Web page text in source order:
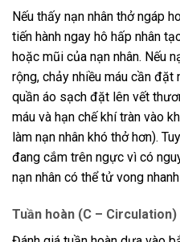
Nếu thấy nạn nhân thở ngáp
tiến hành ngay hô hấp nhân
hoặc mũi của nạn nhân. Nếu
rộng, chảy nhiều máu cần
quần áo sạch đặt lên vết
máu và hạn chế khí tràn vào
làm nạn nhân khó thở hơn).
đang cắm trên ngực vì có
nạn nhân có thể tử vong
Tuần hoàn (C – Circulation)